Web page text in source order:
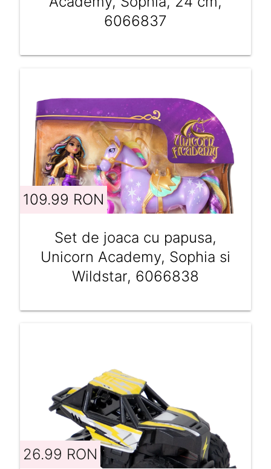
6066837
109.99 RON
Set de joaca cu papusa,
Unicorn Academy, Sophia si
Wildstar, 6066838
26.99 RON